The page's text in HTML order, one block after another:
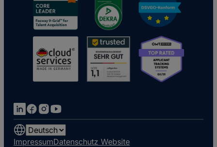
Choose
a
ImpressumDatenschutz Website